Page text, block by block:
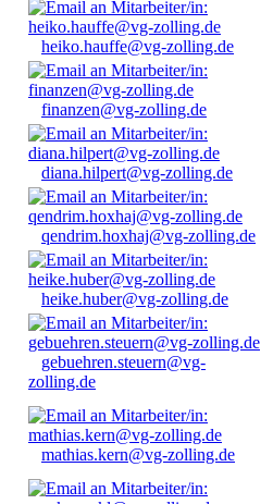
heiko.hauffe@vg-zolling.de
finanzen@vg-zolling.de
diana.hilpert@vg-zolling.de
qendrim.hoxhaj@vg-zolling.de
heike.huber@vg-zolling.de
gebuehren.steuern@vg-
zolling.de
mathias.kern@vg-zolling.de